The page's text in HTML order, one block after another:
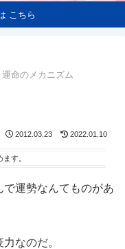
こちら
命のメカニズム
2012.03.23 2022.01.10
す。
運勢なんてものがあ
なのだ。